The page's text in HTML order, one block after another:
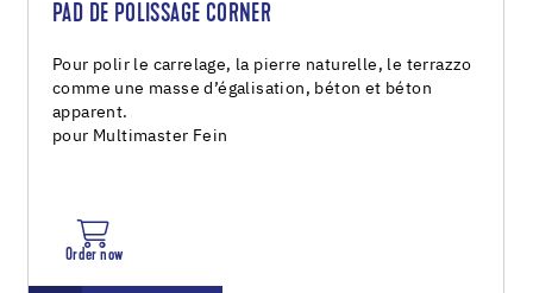
PAD DE POLISSAGE CORNER
Pour polir le carrelage, la pierre naturelle, le terrazzo
comme une masse d’égalisation, béton et béton
apparent.
pour Multimaster Fein
Order now